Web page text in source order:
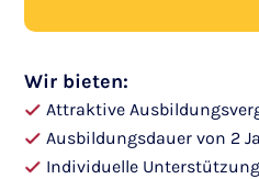
Wir bieten:
Attraktive
Ausbildungsdauer von 2
Individuelle